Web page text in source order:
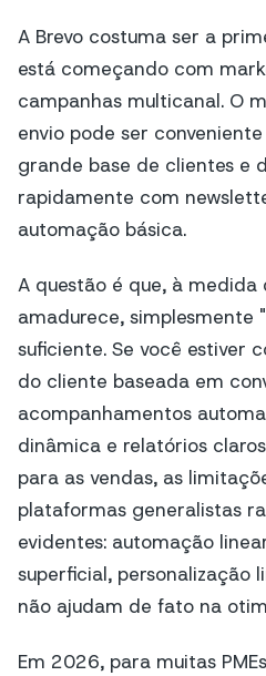
A Brevo costuma ser a
está começando com
campanhas multicanal. O
envio pode ser
grande base de clientes e
rapidamente com
automação básica.
A questão é que, à
amadurece, simplesmente
suficiente. Se você estiver
do cliente baseada em
acompanhamentos
dinâmica e relatórios
para as vendas, as
plataformas generalistas
evidentes: automação
superficial, personalização
não ajudam de fato na
Em 2026, para muitas